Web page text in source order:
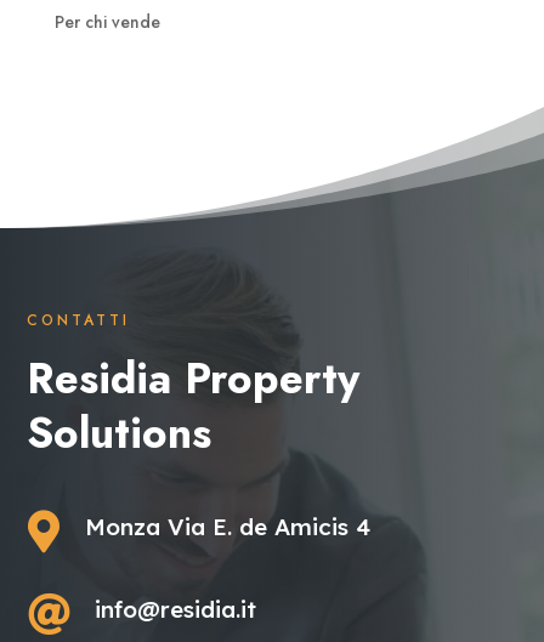
Per chi vende
CONTATTI
Residia Property
Solutions
 Monza Via E. de Amicis 4
 info@residia.it